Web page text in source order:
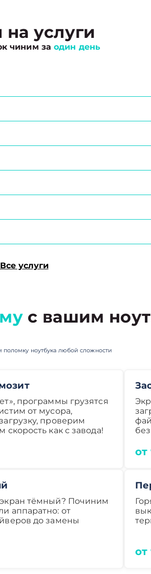
услуги
чиним заодин день
Все услуги
с вашим
ноутбука любой сложности
программы грузятся
от мусора,
проверим
как с завода!
тёмный? Починим
аппаратно: от
до замены